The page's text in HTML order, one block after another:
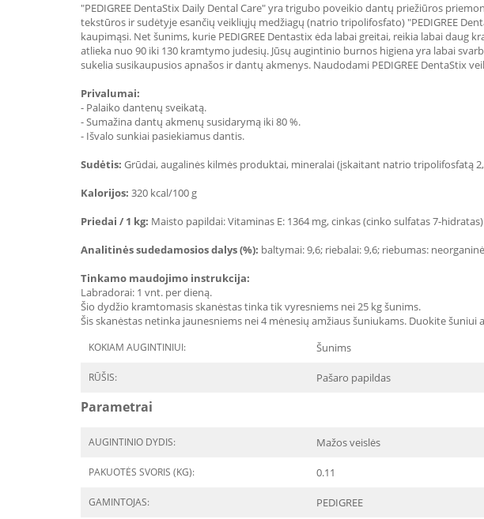
"PEDIGREE DentaStix Daily Dental Care" yra trigubo poveikio dantų priežiūros
tekstūros ir sudėtyje esančių veikliųjų medžiagų (natrio tripolifosfato) "PEDIGREE
kaupimąsi. Net šunims, kurie PEDIGREE Dentastix ėda labai greitai, reikia labai
atlieka nuo 90 iki 130 kramtymo judesių. Jūsų augintinio burnos higiena yra labai
sukelia susikaupusios apnašos ir dantų akmenys. Naudodami PEDIGREE DentaStix
Privalumai:
- Palaiko dantenų sveikatą.
- Sumažina dantų akmenų susidarymą iki 80 %.
- Išvalo sunkiai pasiekiamus dantis.
Sudėtis: Grūdai, augalinės kilmės produktai, mineralai (įskaitant natrio tripolifosfatą
Kalorijos: 320 kcal/100 g
Priedai / 1 kg: Maisto papildai: Vitaminas E: 1364 mg, cinkas (cinko sulfatas 7-
Analitinės sudedamosios dalys (%): baltymai: 9,6; riebalai: 9,6; riebumas:
Tinkamo maudojimo instrukcija:
Labradorai: 1 vnt. per dieną.
Šio dydžio kramtomasis skanėstas tinka tik vyresniems nei 25 kg šunims.
Šis skanėstas netinka jaunesniems nei 4 mėnesių amžiaus šuniukams. Duokite
KOKIAM AUGINTINIUI: Šunims
RŪŠIS: Pašaro papildas
Parametrai
AUGINTINIO DYDIS: Mažos veislės
PAKUOTĖS SVORIS (KG): 0.11
GAMINTOJAS: PEDIGREE